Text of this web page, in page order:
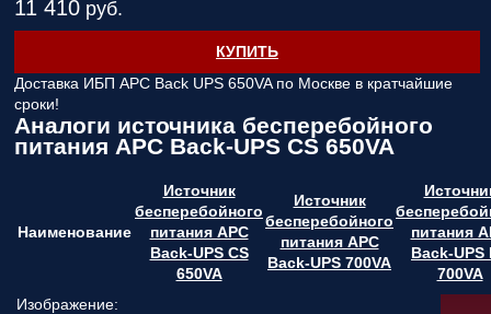
11 410 руб.
КУПИТЬ
Доставка ИБП APC Back UPS 650VA по Москве в кратчайшие
сроки!
Аналоги источника бесперебойного
питания APC Back-UPS CS 650VA
Наименование
Источник
бесперебойного
питания APC
Back-UPS CS
650VA
Источник
бесперебойного
питания APC
Back-UPS 700VA
питания
Back-UPS
700VA
Изображение: